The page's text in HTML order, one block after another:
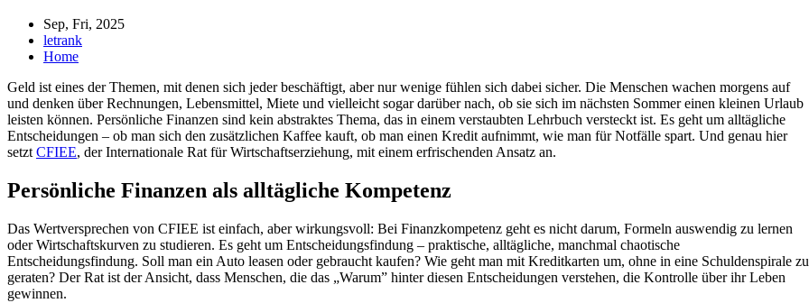
Sep, Fri, 2025
letrank
Home
Geld ist eines der Themen, mit denen sich jeder beschäftigt, aber nur wenige fühlen sich dabei sicher. Die Menschen wachen morgens auf
und denken über Rechnungen, Lebensmittel, Miete und vielleicht sogar darüber nach, ob sie sich im nächsten Sommer einen kleinen Urlaub
leisten können. Persönliche Finanzen sind kein abstraktes Thema, das in einem verstaubten Lehrbuch versteckt ist. Es geht um alltägliche
Entscheidungen – ob man sich den zusätzlichen Kaffee kauft, ob man einen Kredit aufnimmt, wie man für Notfälle spart. Und genau hier
setzt CFIEE, der Internationale Rat für Wirtschaftserziehung, mit einem erfrischenden Ansatz an.
Persönliche Finanzen als alltägliche Kompetenz
Das Wertversprechen von CFIEE ist einfach, aber wirkungsvoll: Bei Finanzkompetenz geht es nicht darum, Formeln auswendig zu lernen
oder Wirtschaftskurven zu studieren. Es geht um Entscheidungsfindung – praktische, alltägliche, manchmal chaotische
Entscheidungsfindung. Soll man ein Auto leasen oder gebraucht kaufen? Wie geht man mit Kreditkarten um, ohne in eine Schuldenspirale zu
geraten? Der Rat ist der Ansicht, dass Menschen, die das „Warum” hinter diesen Entscheidungen verstehen, die Kontrolle über ihr Leben
gewinnen.